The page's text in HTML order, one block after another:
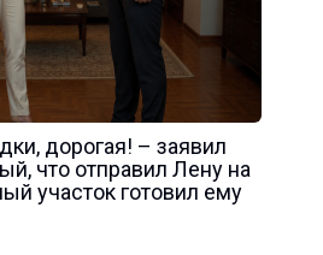
дорогая! – заявил
что отправил Лену на
участок готовил ему